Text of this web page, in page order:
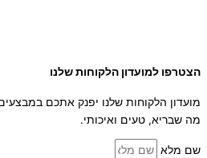
הצטרפו למועדון הלקוחות שלנו
מועדון הלקוחות שלנו יפנק אתכם
מה שבריא, טעים ואיכותי.
שם מלא